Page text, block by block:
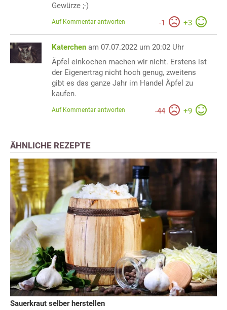
Gewürze ;-)
-1 +3
Auf Kommentar antworten
Katerchen am 07.07.2022 um 20:02 Uhr
Äpfel einkochen machen wir nicht. Erstens ist
der Eigenertrag nicht hoch genug, zweitens
gibt es das ganze Jahr im Handel Äpfel zu
kaufen.
-44 +9
Auf Kommentar antworten
ÄHNLICHE REZEPTE
Sauerkraut selber herstellen